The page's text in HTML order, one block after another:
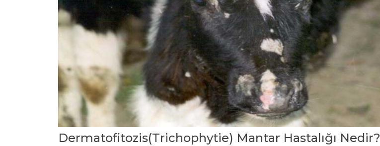
Dermatofitozis(Trichophytie) Mantar Hastalığı Nedir?